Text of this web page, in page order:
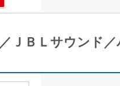
ＢＬサウンド／